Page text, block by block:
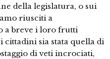
della legislatura, o sui
riusciti a
a breve i loro frutti
cittadini sia stata quella di
di veti incrociati,